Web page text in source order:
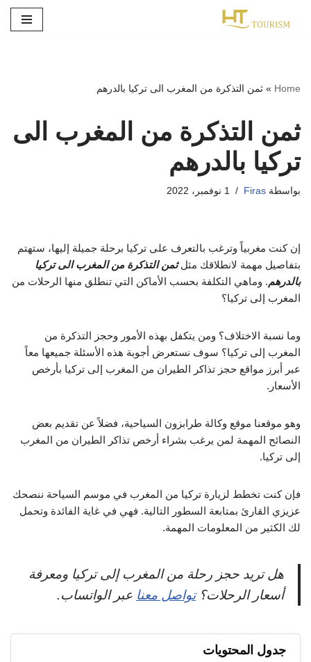
Home
» ثمن التذكرة من المغرب الى تركيا بالدرهم
ثمن التذكرة من المغرب الى
تركيا بالدرهم
بواسطة Firas 1 نوفمبر، 2022
إن كنت مغربياً وترغب بالتعرف على تركيا برحلة جميلة إليها، ستهتم
بتفاصيل مهمة لانطلاقك مثلثمن التذكرة من المغرب الى تركيا
بالدرهم. وماهي التكلفة بحسب الأماكن التي تنطلق منها الرحلات من
المغرب إلى تركيا؟
وما نسبة الاختلاف؟ ومن يتكفل بهذه الأمور وحجز التذكرة من
المغرب إلى تركيا؟ سوف نستعرض أجوبة هذه الأسئلة جميعها معاً
عبر أبرز مواقع حجز تذاكر الطيران من المغرب إلى تركيا بأرخص
الأسعار.
وهو موقعنا موقع وكالة طرابزون السياحية، فضلاً عن تقديم بعض
النصائح المهمة لمن يرغب بشراء أرخص تذاكر الطيران من المغرب
إلى تركيا.
فإن كنت تخطط لزيارة تركيا من المغرب في موسم السياحة ننصحك
عزيزي القارئ بمتابعة السطور التالية. فهي في غاية الفائدة وتحمل
لك الكثير من المعلومات المهمة.
هل تريد حجز رحلة من المغرب إلى تركيا ومعرفة
أسعار الرحلات؟تواصل معنا عبر الواتساب.
جدول المحتويات